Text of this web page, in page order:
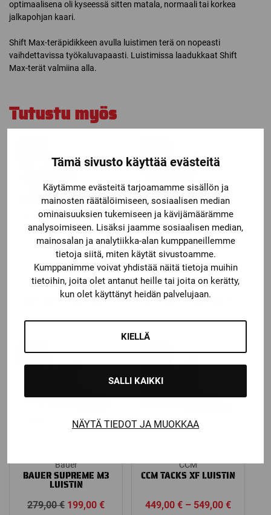
Tämä sivusto käyttää evästeitä
Käytämme evästeitä tarjoamamme sisällön ja
mainosten räätälöimiseen, sosiaalisen median
ominaisuuksien tukemiseen ja kävijämäärämme
analysoimiseen. Lisäksi jaamme sosiaalisen median,
mainosalan ja analytiikka-alan kumppaneillemme
tietoja siitä, miten käytät sivustoamme.
Kumppanimme voivat yhdistää näitä tietoja muihin
tietoihin, joita olet antanut heille tai joita on kerätty,
kun olet käyttänyt heidän palvelujaan.
KIELLÄ
SALLI KAIKKI
NÄYTÄ TIEDOT JA MUOKKAA
optimaalisena oli kyseessä sitten matala, normaali tai korkea
jalkapohjan kaari.
Shift Max-teräpidikkeen avulla luistimen terä on nopeasti
vaihdettavissa työkaluvapaasti. Luistimissa laadukkaat Shift
Max-terät valmiina alla.
Tutustu myös
CCM
CCM TACKS 652
LUISTIN
€ – 549,00€Price
through
549,00 €
BAUER SUPREME
SHADOW LUISTIN
699,00€ – 849,00
849,00 €
Ale!
Bauer
BAUER SUPREME M3
LUISTIN
279,00€ Alkuperäinen
199,00€Nykyinen
Ale!
CCM
CCM TACKS XF LUISTIN
449,00€ – 549,00€Price